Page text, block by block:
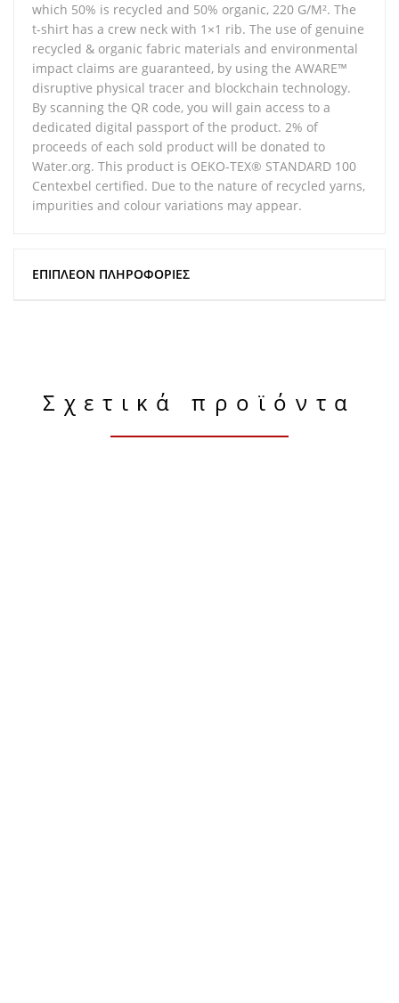
which 50% is recycled and 50% organic, 220 G/M². The
t-shirt has a crew neck with 1×1 rib. The use of genuine
recycled & organic fabric materials and environmental
impact claims are guaranteed, by using the AWARE™
disruptive physical tracer and blockchain technology.
By scanning the QR code, you will gain access to a
dedicated digital passport of the product. 2% of
proceeds of each sold product will be donated to
Water.org. This product is OEKO-TEX® STANDARD 100
Centexbel certified. Due to the nature of recycled yarns,
impurities and colour variations may appear.
ΕΠΙΠΛΈΟΝ ΠΛΗΡΟΦΟΡΊΕΣ
Σχετικά προϊόντα